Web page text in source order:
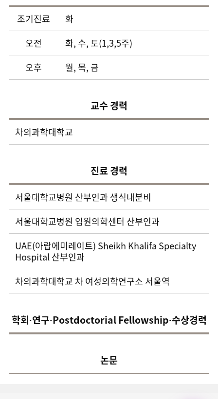
조기진료
화
오전
화, 수, 토(1,3,5주)
오후
월, 목, 금
교수 경력
차의과학대학교
진료 경력
서울대학교병원 산부인과 생식내분비
서울대학교병원 입원의학센터 산부인과
UAE(아랍에미레이트) Sheikh Khalifa Specialty
Hospital 산부인과
차의과학대학교 차 여성의학연구소 서울역
학회∙연구∙Postdoctorial Fellowship∙수상경력
논문